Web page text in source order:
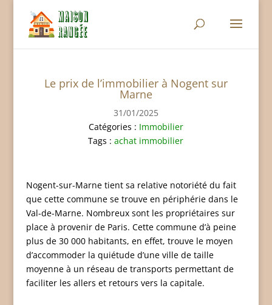
Le prix de l’immobilier à Nogent sur
Marne
31/01/2025
Catégories : Immobilier
Tags :achat immobilier
Nogent-sur-Marne tient sa relative notoriété du fait
que cette commune se trouve en périphérie dans le
Val-de-Marne. Nombreux sont les propriétaires sur
place à provenir de Paris. Cette commune d’à peine
plus de 30 000 habitants, en effet, trouve le moyen
d’accommoder la quiétude d’une ville de taille
moyenne à un réseau de transports permettant de
faciliter les allers et retours vers la capitale.